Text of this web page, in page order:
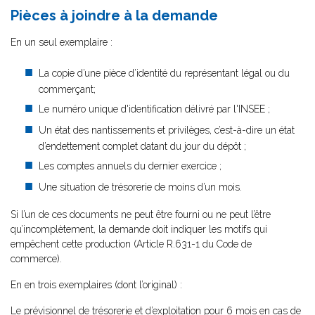
Pièces à joindre à la demande
En un seul exemplaire :
La copie d’une pièce d’identité du représentant légal ou du
commerçant;
Le numéro unique d'identification délivré par l'INSEE ;
Un état des nantissements et privilèges, c’est-à-dire un état
d’endettement complet datant du jour du dépôt ;
Les comptes annuels du dernier exercice ;
Une situation de trésorerie de moins d’un mois.
Si l’un de ces documents ne peut être fourni ou ne peut l’être
qu’incomplètement, la demande doit indiquer les motifs qui
empêchent cette production (Article R.631-1 du Code de
commerce).
En en trois exemplaires (dont l’original) :
Le prévisionnel de trésorerie et d’exploitation pour 6 mois en cas de